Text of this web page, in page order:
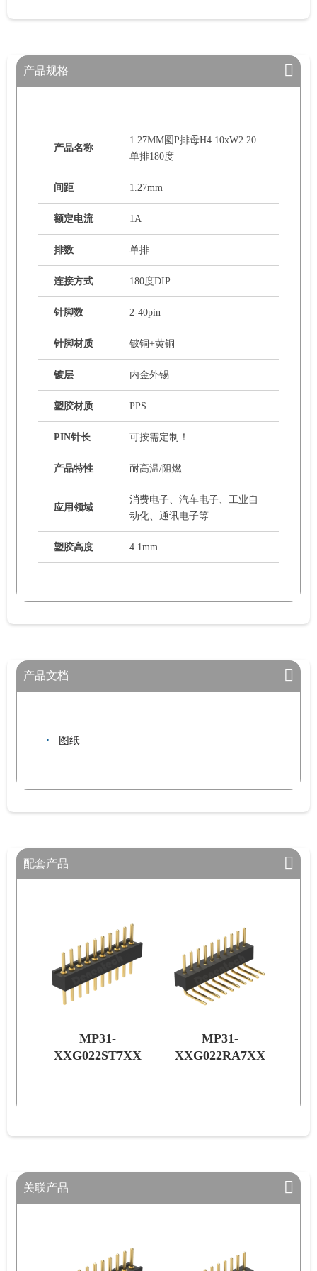
产品规格
产品名称
1.27MM圆P排母H4.10xW2.20
单排180度
间距 1.27mm
额定电流 1A
排数 单排
连接方式 180度DIP
针脚数 2-40pin
针脚材质 铍铜+黄铜
镀层 内金外锡
塑胶材质 PPS
PIN针长 可按需定制！
产品特性 耐高温/阻燃
应用领域
消费电子、汽车电子、工业自
动化、通讯电子等
塑胶高度 4.1mm
产品文档
图纸
配套产品
MP31-
XXG022RA7XX
MP31-
XXG022RM7XX
关联产品